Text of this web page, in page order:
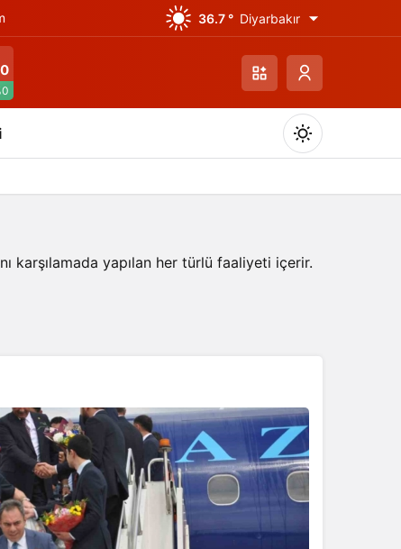
36.7 ° Diyarbakır
Gündüz Modu
Sistem Modu
Sistem modunu seçin.
karşılamada yapılan her türlü faaliyeti içerir.